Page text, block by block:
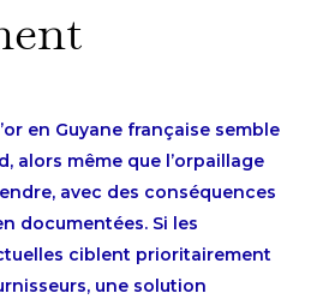
en Guyane française semble
alors même que l’orpaillage
avec des conséquences
documentées. Si les
ciblent prioritairement
une solution